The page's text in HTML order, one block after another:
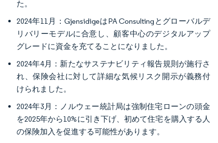
た。
2024年11月：GjensidigeはPA Consultingとグローバルデ
リバリーモデルに合意し、顧客中心のデジタルアップ
グレードに資金を充てることになりました。
2024年4月：新たなサステナビリティ報告規則が施行さ
れ、保険会社に対して詳細な気候リスク開示が義務付
けられました。
2024年3月：ノルウェー統計局は強制住宅ローンの頭金
を2025年から10%に引き下げ、初めて住宅を購入する人
の保険加入を促進する可能性があります。